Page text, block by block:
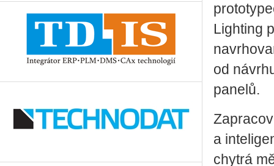
Lighting
od
panelů.
a
chytrá